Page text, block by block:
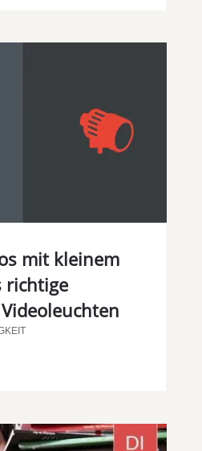
mit kleinem
richtige